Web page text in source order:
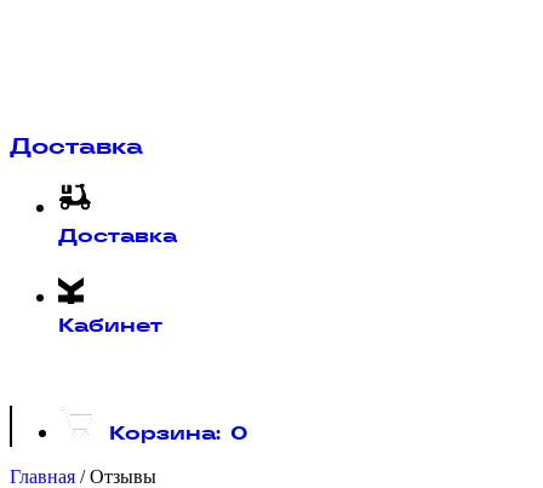
Доставка
Доставка
Кабинет
Корзина: 0
Главная / Отзывы